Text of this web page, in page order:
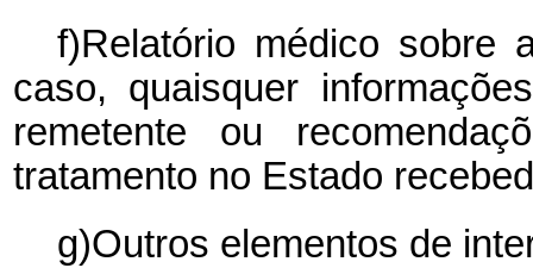
f)Relatório médico sobre
caso, quaisquer
remetente ou
tratamento no Estado
g)Outros elementos de